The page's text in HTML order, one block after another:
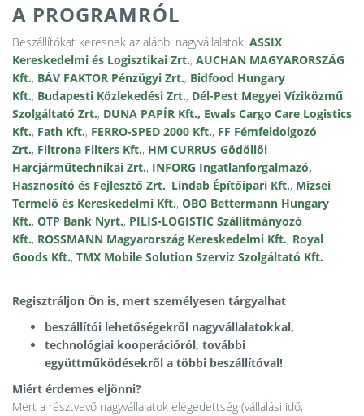
A PROGRAMRÓL
Beszállítókat keresnek az alábbi nagyvállalatok: ASSIX
Kereskedelmi és Logisztikai Zrt., AUCHAN MAGYARORSZÁG
Kft., BÁV FAKTOR Pénzügyi Zrt., Bidfood Hungary
Kft., Budapesti Közlekedési Zrt., Dél-Pest Megyei Víziközmű
Szolgáltató Zrt., DUNA PAPÍR Kft., Ewals Cargo Care Logistics
Kft., Fath Kft., FERRO-SPED 2000 Kft., FF Fémfeldolgozó
Zrt., Filtrona Filters Kft., HM CURRUS Gödöllői
Harcjárműtechnikai Zrt., INFORG Ingatlanforgalmazó,
Hasznosító és Fejlesztő Zrt., Lindab Építőipari Kft., Mizsei
Termelő és Kereskedelmi Kft., OBO Bettermann Hungary
Kft., OTP Bank Nyrt., PILIS-LOGISTIC Szállítmányozó
Kft., ROSSMANN Magyarország Kereskedelmi Kft., Royal
Goods Kft., TMX Mobile Solution Szerviz Szolgáltató Kft.
Regisztráljon Ön is, mert személyesen tárgyalhat
beszállítói lehetőségekről nagyvállalatokkal,
technológiai kooperációról, további
együttműködésekről a többi beszállítóval!
Miért érdemes eljönni?
Mert a résztvevő nagyvállalatok elégedettség (vállalási idő,